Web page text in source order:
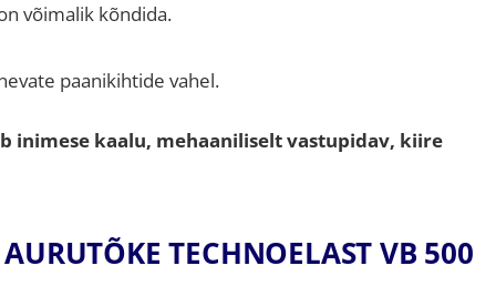
võimalik kõndida.
paanikihtide vahel.
inimese kaalu, mehaaniliselt vastupidav, kiire
TECHNOELAST VB 500